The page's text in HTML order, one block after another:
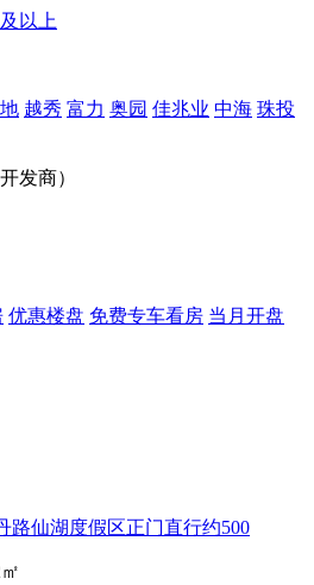
以上
越秀 富力 奥园 佳兆业 中海 珠投
发商）
优惠楼盘 免费专车看房 当月开盘
路仙湖度假区正门直行约500